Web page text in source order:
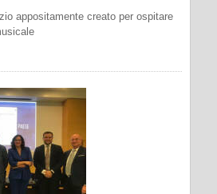
appositamente creato per ospitare